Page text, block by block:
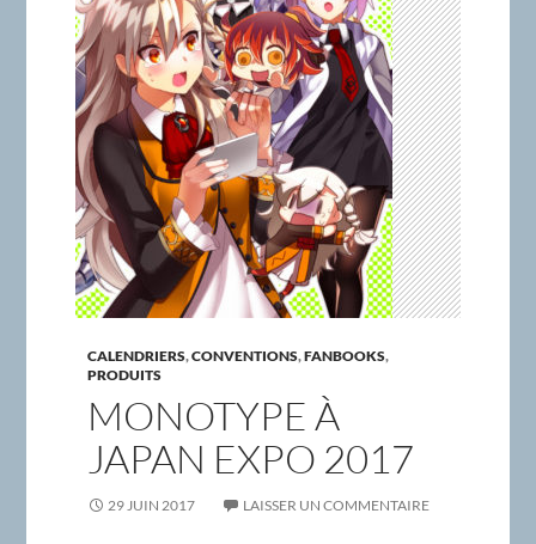
CALENDRIERS,CONVENTIONS,FANBOOKS,
PRODUITS
MONOTYPE À
JAPAN EXPO 2017
29 JUIN 2017 LAISSER UN COMMENTAIRE